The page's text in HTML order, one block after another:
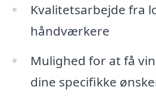
Kvalitetsarbejde fra
håndværkere
Mulighed for at få
dine specifikke